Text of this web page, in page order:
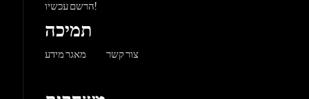
פלייסטיישן
Battle.net
פעולה ספורט